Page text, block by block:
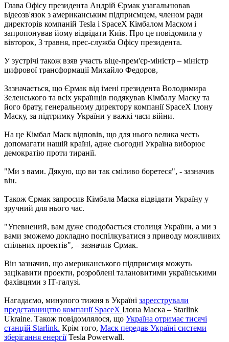
Глава Офісу президента Андрій Єрмак узагальнював
відеозв'язок з американським підприємцем, членом ради
директорів компаній Tesla і SpaceX Кімбалом Маском і
запропонував йому відвідати Київ. Про це повідомила у
вівторок, 3 травня, прес-служба Офісу президента.
У зустрічі також взяв участь віце-прем'єр-міністр – міністр
цифрової трансформації Михайло Федоров,
Зазначається, що Єрмак від імені президента Володимира
Зеленського та всіх українців подякував Кімбалу Маску та
його брату, генеральному директору компанії SpaceX Ілону
Маску, за підтримку України у важкі часи війни.
На це Кімбал Маск відповів, що для нього велика честь
допомагати нашій країні, адже сьогодні Україна виборює
демократію проти тиранії.
"Ми з вами. Дякую, що ви так сміливо боретеся", - зазначив
він.
Також Єрмак запросив Кімбала Маска відвідати Україну у
зручний для нього час.
"Упевнений, вам дуже сподобається столиця України, а ми з
вами зможемо докладно поспілкуватися з приводу можливих
спільних проектів", – зазначив Єрмак.
Він зазначив, що американського підприємця можуть
зацікавити проекти, розроблені талановитими українськими
фахівцями з ІТ-галузі.
Нагадаємо, минулого тижня в Україні зареєстрували
представництво компанії SpaceX Ілона Маска – Starlink
Ukraine. Також повідомлялося, що Україна отримає тисячі
станцій Starlink. Крім того, Маск передав Україні системи
зберігання енергіїTesla Powerwall.